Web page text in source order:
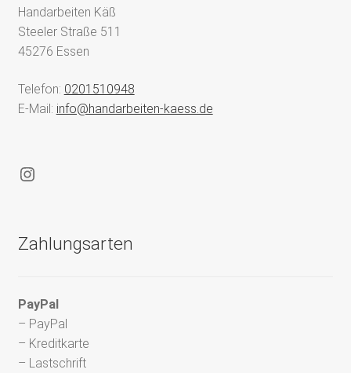
Handarbeiten Käß
Steeler Straße 511
45276 Essen
Telefon: 0201510948
E-Mail: info@handarbeiten-kaess.de
Instagram
Zahlungsarten
PayPal
– PayPal
– Kreditkarte
– Lastschrift